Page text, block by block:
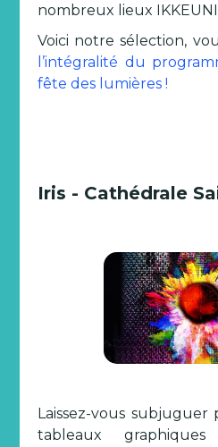
nombreux lieux
Voici notre sélection,
l’intégralité du
fête des lumières !
Iris - Cathédrale
Laissez-vous subjuguer
tableaux